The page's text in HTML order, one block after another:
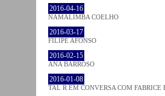
2016-04-16
NAMALIMBA COELHO
2016-03-17
FILIPE AFONSO
2016-02-15
ANA BARROSO
2016-01-08
TAL R EM CONVERSA COM FABRICE